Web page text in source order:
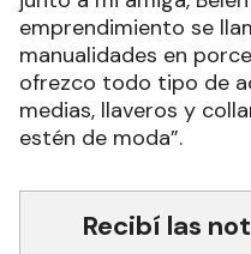
emprendimiento se
manualidades en
ofrezco todo tipo de
medias, llaveros y
estén de moda”.
Recibí las